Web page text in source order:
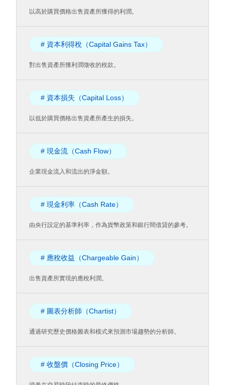
以高於購買價格出售資產所獲得的利潤。
# 資本利得稅（Capital Gains Tax）
對出售資產所獲利潤徵收的稅款。
# 資本損失（Capital Loss）
以低於購買價格出售資產所產生的損失。
# 現金流（Cash Flow）
企業現金流入和流出的淨金額。
# 現金利率（Cash Rate）
由央行設定的基準利率，作為貨幣政策和銀行間借貸的參考。
# 應稅收益（Chargeable Gain）
出售資產所實現的應稅利潤。
# 圖表分析師（Chartist）
通過研究歷史價格圖表和模式來預測市場趨勢的分析師。
# 收盤價（Closing Price）